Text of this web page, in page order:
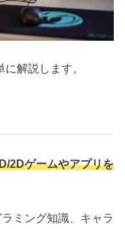
解説します。
2Dゲームやアプリを
ミング知識、キャラ